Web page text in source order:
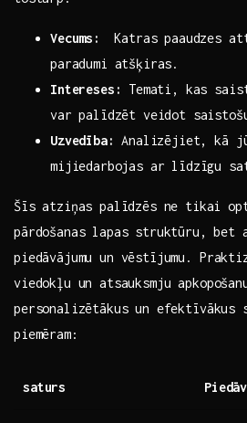
Vecums:
Katras paaudzes
paradumi atšķiras.
Intereses:
⁤Temati, kas
‌var palīdzēt veidot
Uzvedība: ⁤Analizējiet, kā
mijiedarbojas ar līdzīgu
Šīs atziņas palīdzēs ne⁤ tikai
pārdošanas lapas ‌struktūru,
piedāvājumu un vēstījumu.
viedokļu un atsauksmju
personalizētākus un efektīvākus
piemēram:
saturs